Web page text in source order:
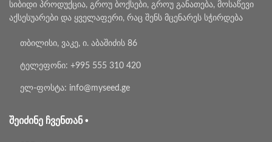
სიბიდი პროდუქცია, გროუ ბოქსები, გროუ განათება, მოსაწევი
აქსესუარები და ყველაფერი, რაც შენს მცენარეს სჭირდება
თბილისი, ვაკე, ი. აბაშიძის 86
ტელეფონი: +995 555 310 420
ელ-ფოსტა: info@myseed.ge
ᲨᲔᲘᲫᲘᲜᲔ ᲩᲕᲔᲜᲗᲐᲜ •